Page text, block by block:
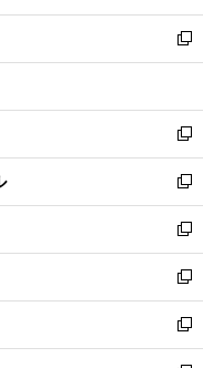
開
く
ウ
で
開
ン
ド
ウ
開
く
ウ
ィ
ン
ウ
で
開
く
し
い
ウ
ン
ド
ウ
で
開
く
新
し
ウ
ィ
ン
ド
ウ
で
開
く
新
し
い
ウ
ィ
ン
ド
ウ
で
開
新
し
い
ウ
ィ
ン
ド
ウ
新
し
い
ウ
ィ
ン
新
し
い
ウ
新
し